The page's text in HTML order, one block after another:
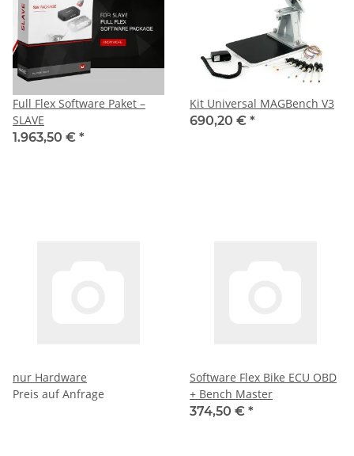
Full Flex Software Paket –
SLAVE
1.963,50 € *
Kit Universal MAGBench V3
690,20 € *
nur Hardware
Preis auf Anfrage
Software Flex Bike ECU OBD
+ Bench Master
374,50 € *